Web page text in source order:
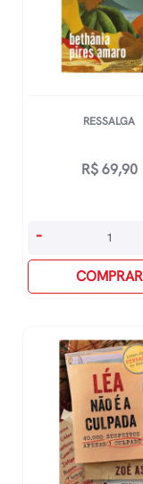
RESSALGA
R$69,90
Ressalga
-
COMPRAR